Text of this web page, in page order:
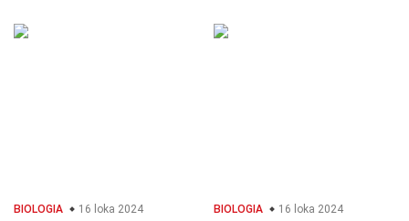
BIOLOGIA 16 loka 2024 BIOLOGIA 16 loka 2024